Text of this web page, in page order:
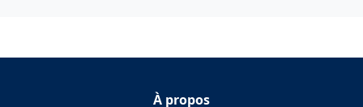
À propos